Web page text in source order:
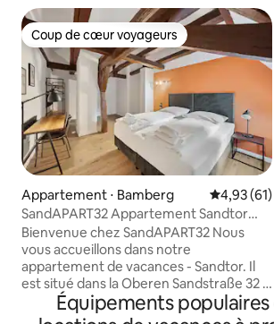
Coup de cœur voyageurs
Coup de cœur voyageurs
Appartement ⋅ Bamberg
4,93 (61)
SandAPART32 Appartement Sandtor
jusqu'à 8 pers
Bienvenue chez SandAPART32 Nous
vous accueillons dans notre
appartement de vacances - Sandtor. Il
est situé dans la Oberen Sandstraße 32 à
Bamberg avec une capacité d'accueil
jusqu'à 8 personnes. L'appartement
Équipements populaires